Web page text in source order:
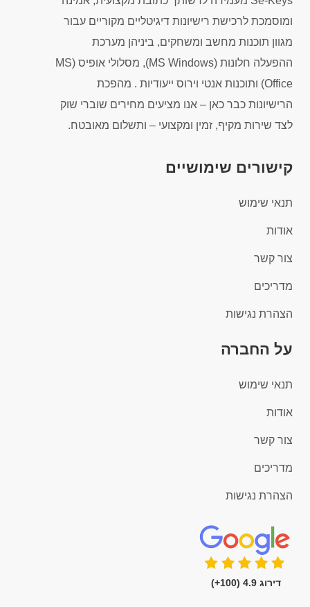
ומוסמכת לרכישת רישיונות דיגיטליים מקוריים עבור
מגוון תוכנות מחשב ומשחקים, ביניהן מערכת
ההפעלה חלונות (MS Windows), מסלולי אופיס (MS
Office) ותוכנות אנטי וירוס ייעודיות . מהפכת
הרישיונות כבר כאן – אנו מציעים מחירים שוברי שוק
לצד שירות מקיף, זמין ומקצועי – ותשלום מאובטח.
קישורים שימושיים
תנאי שימוש
אודות
צור קשר
מדריכים
הצהרת נגישות
על החברה
תנאי שימוש
אודות
צור קשר
מדריכים
הצהרת נגישות
דירוג 4.9 (100+)